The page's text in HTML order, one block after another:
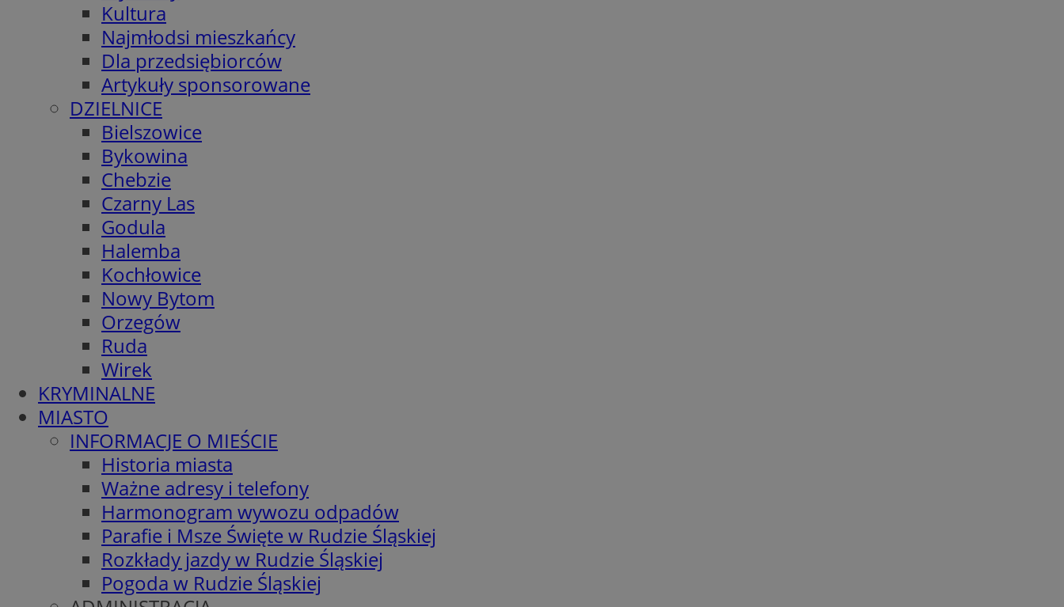
Kultura
Najmłodsi mieszkańcy
Dla przedsiębiorców
Artykuły sponsorowane
DZIELNICE
Bielszowice
Bykowina
Chebzie
Czarny Las
Godula
Halemba
Kochłowice
Nowy Bytom
Orzegów
Ruda
Wirek
KRYMINALNE
MIASTO
INFORMACJE O MIEŚCIE
Historia miasta
Ważne adresy i telefony
Harmonogram wywozu odpadów
Parafie i Msze Święte w Rudzie Śląskiej
Rozkłady jazdy w Rudzie Śląskiej
Pogoda w Rudzie Śląskiej